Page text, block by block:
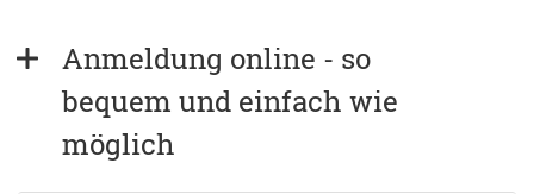
Anmeldung online - so
bequem und einfach wie
möglich